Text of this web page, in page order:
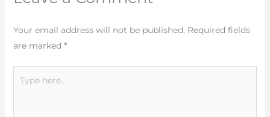
Your email address will not be published. Required fields
are marked *
here..